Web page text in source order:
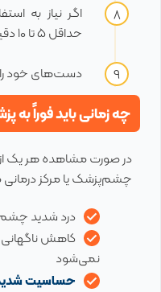
اگر نیاز به
حداقل ۵ تا ۱۰ دقیقه بین آن‌ها فاصله بیندازید.
دست‌های خود را
چه زمانی باید فوراً به
در صورت مشاهده هر یک از
چشم‌پزشک یا مرکز درمانی
درد شدید
کاهش ناگهانی
نمی‌شود
حساسیت شدید